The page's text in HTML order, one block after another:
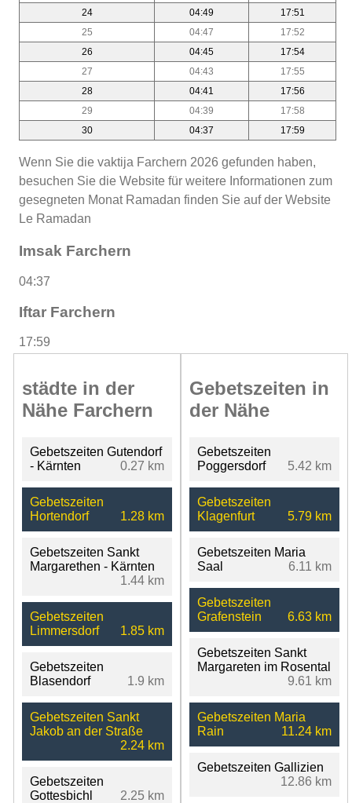
24
04:49
17:51
25
04:47
17:52
26
04:45
17:54
27
04:43
17:55
28
04:41
17:56
29
04:39
17:58
30
04:37 17:59
Wenn Sie die vaktija Farchern 2026 gefunden haben,
besuchen Sie die Website für weitere Informationen zum
gesegneten Monat Ramadan finden Sie auf der Website
Le Ramadan
Imsak Farchern
04:37
Iftar Farchern
17:59
städte in der
Nähe Farchern
Gebetszeiten Gutendorf
- Kärnten
0.27 km
Gebetszeiten
Hortendorf
1.28 km
Gebetszeiten Sankt
Margarethen - Kärnten
1.44 km
Gebetszeiten
Limmersdorf
1.85 km
Gebetszeiten
Blasendorf
1.9 km
Gebetszeiten Sankt
Jakob an der Straße
2.24 km
Gebetszeiten
Gottesbichl
2.25 km
Gebetszeiten in
der Nähe
Gebetszeiten
Poggersdorf
5.42 km
Gebetszeiten
Klagenfurt
5.79 km
Gebetszeiten Maria
Saal
6.11 km
Gebetszeiten
Grafenstein
6.63 km
Gebetszeiten Sankt
Margareten im Rosental
9.61 km
Gebetszeiten Maria
Rain
11.24 km
Gebetszeiten Gallizien
12.86 km